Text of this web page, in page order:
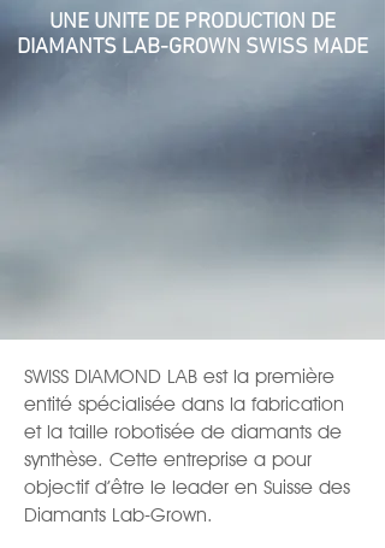
UNE UNITE DE PRODUCTION DE
DIAMANTS LAB-GROWN SWISS MADE
SWISS DIAMOND LAB est la première
entité spécialisée dans la fabrication
et la taille robotisée de diamants de
synthèse. Cette entreprise a pour
objectif d’être le leader en Suisse des
Diamants Lab-Grown.​​​